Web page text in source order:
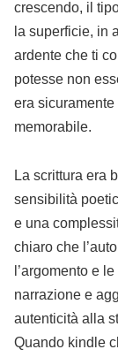
crescendo, il
la superficie, in
ardente che ti
potesse non
era
memorabile.
La scrittura era
sensibilità
e una
chiaro che
l’argomento e
narrazione e
autenticità alla
Quando kindle